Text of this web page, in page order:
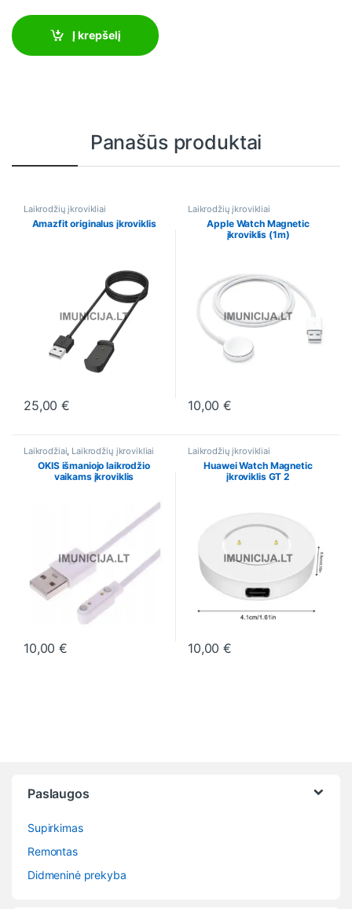
Į krepšelį
Panašūs produktai
Laikrodžių įkrovikliai
Amazfit originalus įkroviklis
25,00€
This product has multiple variants. The options may be chosen
Laikrodžių įkrovikliai
Apple Watch Magnetic
įkroviklis (1m)
10,00€
This product has multiple
Laikrodžiai, Laikrodžių įkrovikliai
OKIS išmaniojo laikrodžio
vaikams įkroviklis
10,00€
This product has multiple variants. The options may be chosen
Laikrodžių įkrovikliai
Huawei Watch Magnetic
įkroviklis GT 2
10,00€
This product has multiple
Paslaugos
Supirkimas
Remontas
Didmeninė prekyba